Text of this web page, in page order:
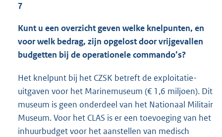
7
Kunt u een overzicht geven welke knelpunten, en
voor welk bedrag, zijn opgelost door vrijgevallen
budgetten bij de operationele commando’s?
Het knelpunt bij het CZSK betreft de exploitatie-
uitgaven voor het Marinemuseum (€ 1,6 miljoen). Dit
museum is geen onderdeel van het Nationaal Militair
Museum. Voor het CLAS is er een toevoeging van het
inhuurbudget voor het aanstellen van medisch